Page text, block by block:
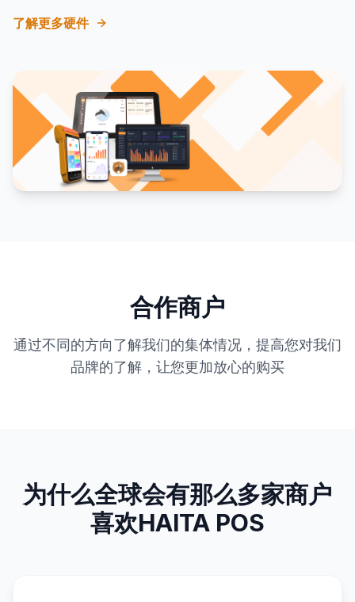
了解更多硬件
合作商户
通过不同的方向了解我们的集体情况，提高您对我们
品牌的了解，让您更加放心的购买
为什么全球会有那么多家商户
喜欢HAITA POS